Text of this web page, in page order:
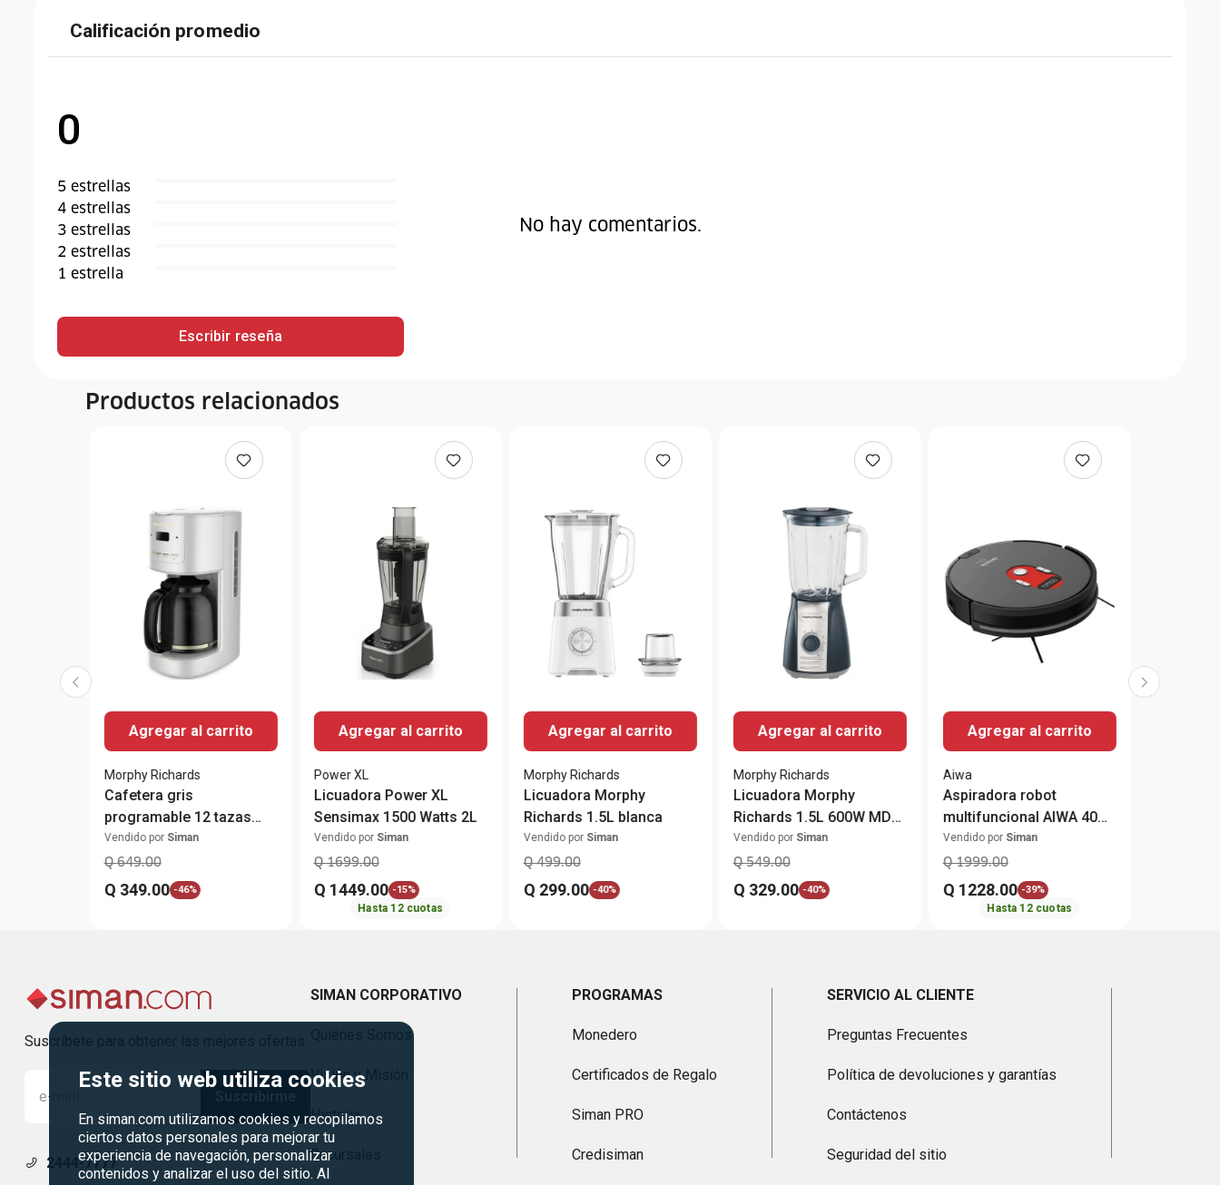
Este sitio web utiliza cookies
En siman.com utilizamos cookies y recopilamos
ciertos datos personales para mejorar tu
experiencia de navegación, personalizar
contenidos y analizar el uso del sitio. Al
Calificación promedio
0
5 estrellas
4 estrellas
3 estrellas
2 estrellas
1 estrella
Escribir reseña
No hay comentarios.
Productos relacionados
Agregar al carrito
Morphy Richards
Cafetera gris
programable 12 tazas
jarra de vidrio
Vendido por Siman
Q 649.00
Q 349.00 -46%
Agregar al carrito
Power XL
Licuadora Power XL
Sensimax 1500 Watts 2L
Vendido por Siman
Q 1699.00
Q 1449.00 -15%
Hasta12 cuotas
Agregar al carrito
Morphy Richards
Licuadora Morphy
Richards 1.5L blanca
Vendido por Siman
Q 499.00
Q 299.00 -40%
Agregar al carrito
Morphy Richards
Licuadora Morphy
Richards 1.5L 600W MDC-
B4MK5B
Vendido por Siman
Q 549.00
Q 329.00 -40%
Agregar al carrito
Aiwa
Aspiradora robot
multifuncional AIWA 40
Watts
Vendido por Siman
Q 1999.00
Q 1228.00 -39%
Hasta12 cuotas
Suscríbete para obtener las mejores ofertas
2444-7777
SIMAN CORPORATIVO
Quiénes Somos
Visión y Misión
Historia
Sucursales
PROGRAMAS
Monedero
Certificados de Regalo
Siman PRO
Credisiman
SERVICIO AL CLIENTE
Preguntas Frecuentes
Política de devoluciones y garantías
Contáctenos
Seguridad del sitio